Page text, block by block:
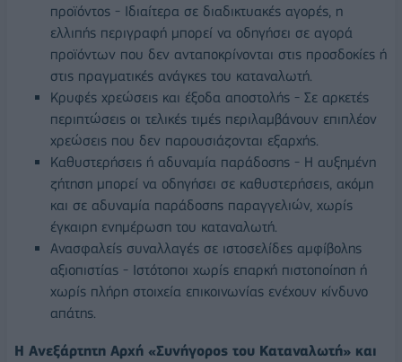
προϊόντος - Ιδιαίτερα σε διαδικτυακές αγορές, η
ελλιπής περιγραφή μπορεί να οδηγήσει σε αγορά
προϊόντων που δεν ανταποκρίνονται στις προσδοκίες ή
στις πραγματικές ανάγκες του καταναλωτή.
Κρυφές χρεώσεις και έξοδα αποστολής - Σε αρκετές
περιπτώσεις οι τελικές τιμές περιλαμβάνουν επιπλέον
χρεώσεις που δεν παρουσιάζονται εξαρχής.
Καθυστερήσεις ή αδυναμία παράδοσης - Η αυξημένη
ζήτηση μπορεί να οδηγήσει σε καθυστερήσεις, ακόμη
και σε αδυναμία παράδοσης παραγγελιών, χωρίς
έγκαιρη ενημέρωση του καταναλωτή.
Ανασφαλείς συναλλαγές σε ιστοσελίδες αμφίβολης
αξιοπιστίας - Ιστότοποι χωρίς επαρκή πιστοποίηση ή
χωρίς πλήρη στοιχεία επικοινωνίας ενέχουν κίνδυνο
απάτης.
Η Ανεξάρτητη Αρχή «Συνήγορος του Καταναλωτή» και